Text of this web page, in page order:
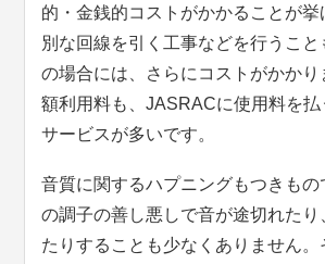
的・金銭的コストがかかることが
別な回線を引く工事などを行うこ
の場合には、さらにコストがかかり
額利用料も、JASRACに使用料を
サービスが多いです。
音質に関するハプニングもつきもの
の調子の善し悪しで音が途切れたり
たりすることも少なくありません。